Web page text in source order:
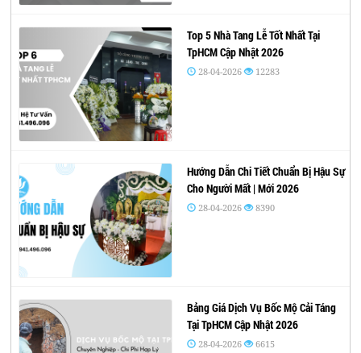
Top 5 Nhà Tang Lễ Tốt Nhất Tại
TpHCM Cập Nhật 2026
28-04-2026 12283
Hướng Dẫn Chi Tiết Chuẩn Bị Hậu Sự
Cho Người Mất | Mới 2026
28-04-2026 8390
Bảng Giá Dịch Vụ Bốc Mộ Cải Táng
Tại TpHCM Cập Nhật 2026
28-04-2026 6615